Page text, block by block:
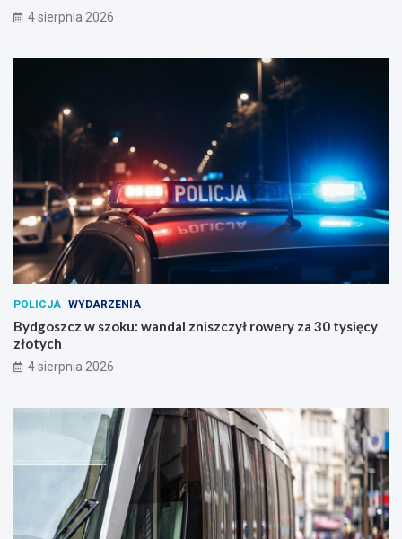
4 sierpnia 2026
POLICJA WYDARZENIA
Bydgoszcz w szoku: wandal zniszczył rowery za 30 tysięcy
złotych
4 sierpnia 2026